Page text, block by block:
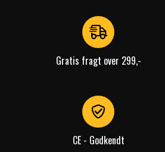
Gratis fragt over 299,-
CE - Godkendt